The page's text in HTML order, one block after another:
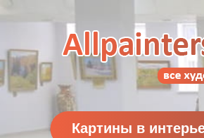
Картины классиков
и современников
Картины в